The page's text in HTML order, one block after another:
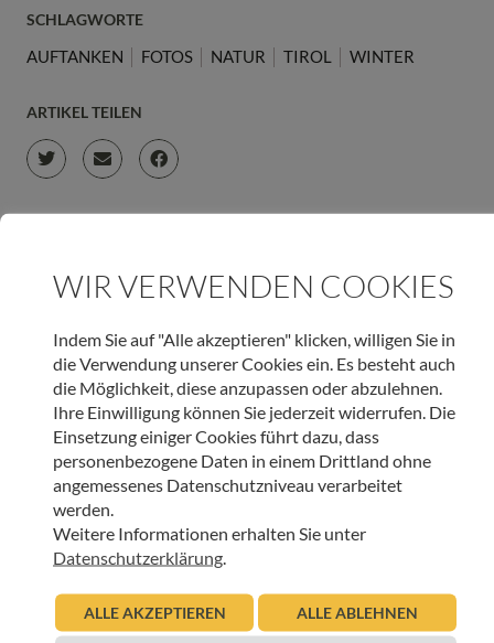
SCHLAGWORTE
AUFTANKEN FOTOS NATUR TIROL WINTER
ARTIKEL TEILEN
JETZT ONLINE SPENDEN & LIEBEVOLLE BEGLEITUNG
SCHENKEN
SPENDEN
WEITERE BEITRÄGE DIESER KATEGORIE
INNEHALTEN
Gute Gedanken in unruhigen Zeiten – Winter
25.11.2024
Urban Regensburger
WIR VERWENDEN COOKIES
Indem Sie auf "Alle akzeptieren" klicken, willigen Sie in
die Verwendung unserer Cookies ein. Es besteht auch
die Möglichkeit, diese anzupassen oder abzulehnen.
Ihre Einwilligung können Sie jederzeit widerrufen. Die
Einsetzung einiger Cookies führt dazu, dass
personenbezogene Daten in einem Drittland ohne
angemessenes Datenschutzniveau verarbeitet
werden.
Weitere Informationen erhalten Sie unter
Datenschutzerklärung
ALLE AKZEPTIEREN ALLE ABLEHNEN